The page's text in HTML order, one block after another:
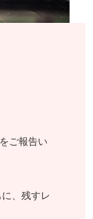
ご報告い
、残すレ